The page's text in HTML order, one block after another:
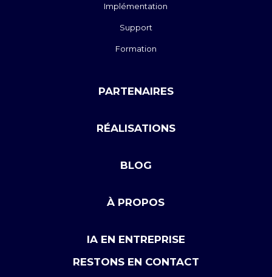
Implémentation
Support
Formation
PARTENAIRES
RÉALISATIONS
BLOG
À PROPOS
IA EN ENTREPRISE
RESTONS EN CONTACT